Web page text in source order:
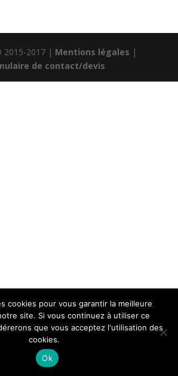
2015-2017 | Mentions légales |
de contact/devis
cookies pour vous garantir la meilleure
site. Si vous continuez à utiliser ce
que vous acceptez l'utilisation des
cookies.
Ok